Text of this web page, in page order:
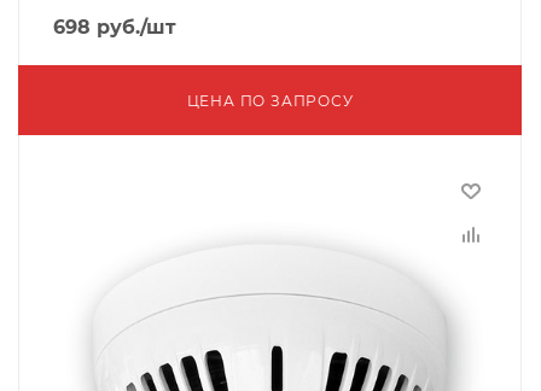
698 руб./шт
ЦЕНА ПО ЗАПРОСУ